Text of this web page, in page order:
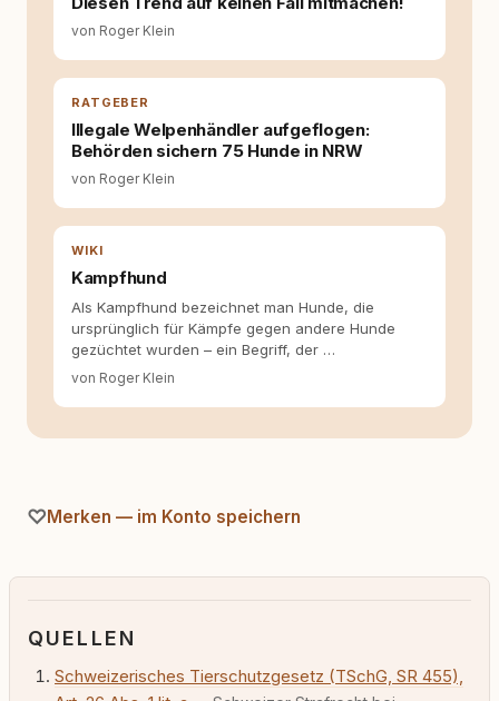
Tierschutz beginnt mit Wissen. Wer seinen
von Roger Klein
RATGEBER
Illegale Welpenhändler aufgeflogen:
Behörden sichern 75 Hunde in NRW
von Roger Klein
WIKI
Kampfhund
Als Kampfhund bezeichnet man Hunde, die
ursprünglich für Kämpfe gegen andere Hunde
gezüchtet wurden – ein Begriff, der …
von Roger Klein
Merken — im Konto speichern
QUELLEN
Schweizerisches Tierschutzgesetz (TSchG, SR 455),